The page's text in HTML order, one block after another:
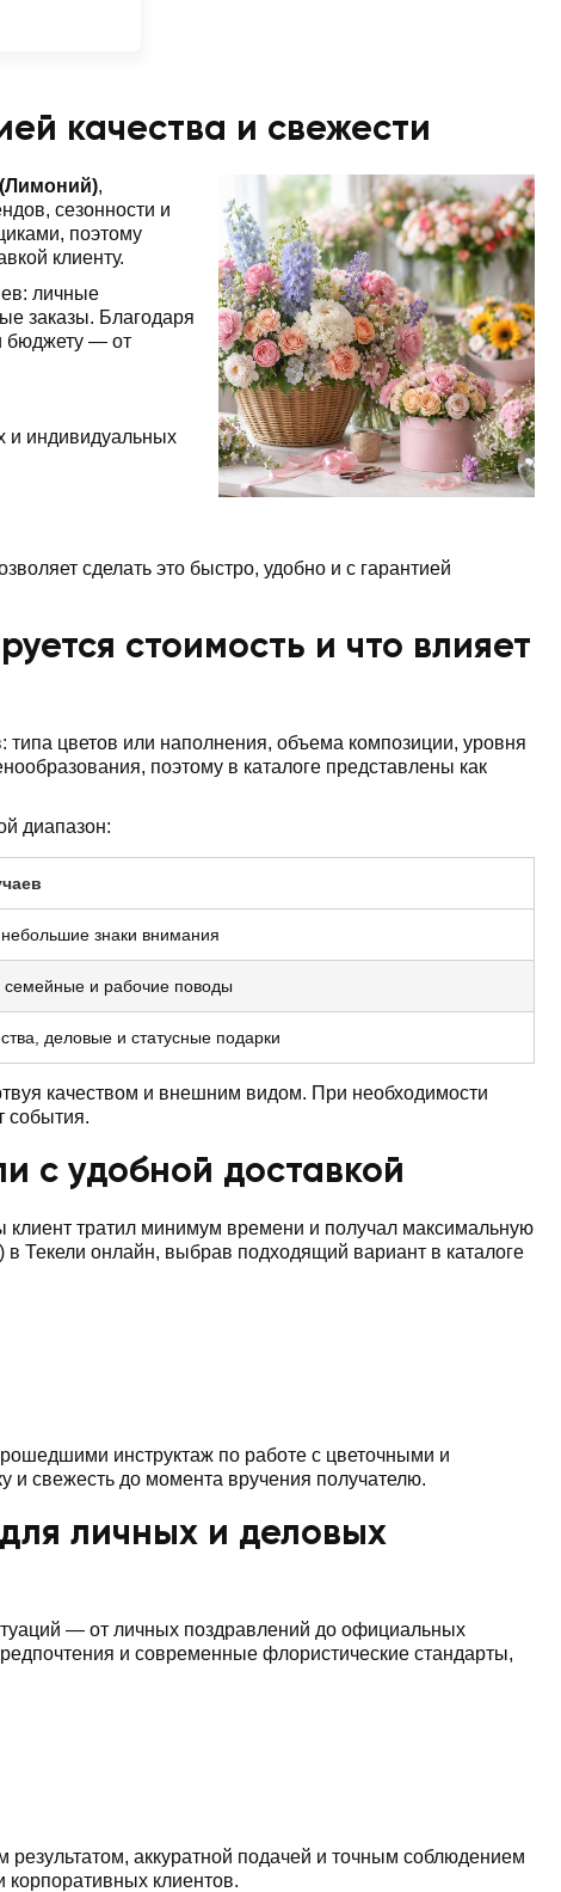
качества и свежести
,
сезонности и
поэтому
клиенту.
личные
заказы. Благодаря
бюджету — от
и индивидуальных
сделать это быстро, удобно и с гарантией
стоимость и что влияет
цветов или наполнения, объема композиции, уровня
поэтому в каталоге представлены как
диапазон:
знаки внимания
и рабочие поводы
деловые и статусные подарки
качеством и внешним видом. При необходимости
события.
с удобной доставкой
тратил минимум времени и получал максимальную
Текели онлайн, выбрав подходящий вариант в каталоге
инструктаж по работе с цветочными и
и свежесть до момента вручения получателю.
личных и деловых
— от личных поздравлений до официальных
и современные флористические стандарты,
аккуратной подачей и точным соблюдением
клиентов.